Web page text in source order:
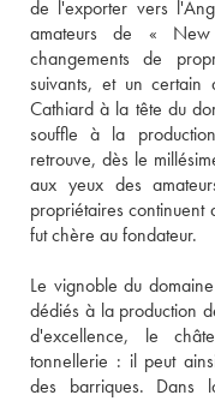
de l'exporter vers
amateurs de «
changements de
suivants, et un certain
Cathiard à la tête du
souffle à la
retrouve, dès le
aux yeux des
propriétaires
fut chère au fondateur.
Le vignoble du
dédiés à la production
d'excellence, le
tonnellerie : il peut
des barriques. Dans